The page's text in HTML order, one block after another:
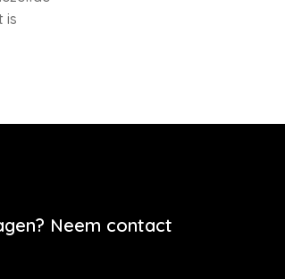
is
Neem contact